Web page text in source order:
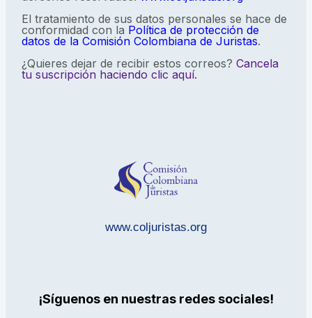
El tratamiento de sus datos personales se hace de
conformidad con la Política de protección de
datos de la Comisión Colombiana de Juristas.
¿Quieres dejar de recibir estos correos? Cancela
tu suscripción haciendo clic aquí.
www.coljuristas.org
¡Síguenos en nuestras redes sociales!